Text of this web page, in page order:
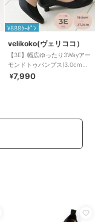
¥888ｸｰﾎﾟﾝ
velikoko(ヴェリココ）
【3E】幅広ゆったり3Wayアー
モンドトゥパンプス(3.0cmヒ
ール)ラクチンきれいシューズ
¥7,990